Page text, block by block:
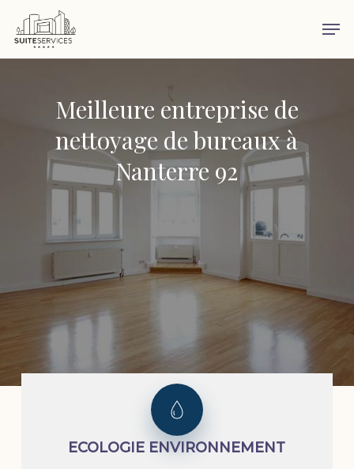
Skip
main
Meilleure entreprise de
nettoyage de bureaux à
Nanterre 92
ECOLOGIE ENVIRONNEMENT